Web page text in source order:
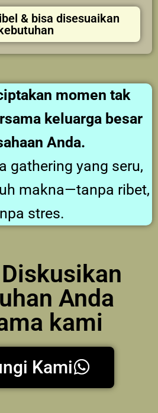
& bisa disesuaikan
momen tak
keluarga besar
Anda.
gathering yang seru,
makna—tanpa ribet,
stres.
Anda
kami
Kami